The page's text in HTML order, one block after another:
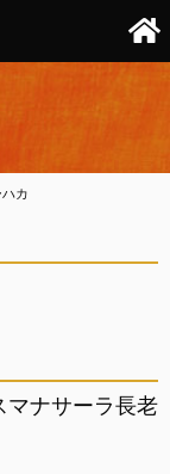
カ
マナサーラ長老